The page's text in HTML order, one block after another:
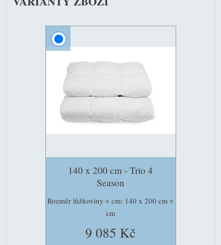
140 x 200 cm - Trio 4
Season
Rozměr lůžkoviny v cm: 140 x 200 cm v
cm
9 085 Kč